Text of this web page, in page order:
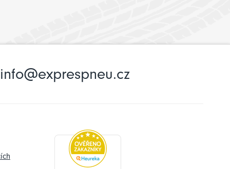
info@exprespneu.cz